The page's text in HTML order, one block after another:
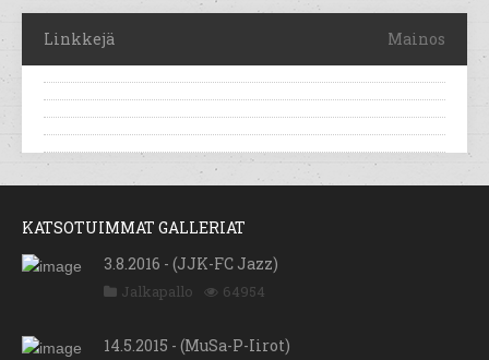
Linkkejä Mainos
KATSOTUIMMAT GALLERIAT
3.8.2016 - (JJK-FC Jazz)
Jalkapallo 64954
14.5.2015 - (MuSa-P-Iirot)